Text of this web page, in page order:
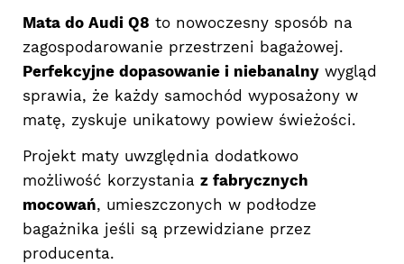
Mata do Audi Q8 to nowoczesny sposób na
zagospodarowanie przestrzeni bagażowej.
Perfekcyjne dopasowanie i niebanalny wygląd
sprawia, że każdy samochód wyposażony w
matę, zyskuje unikatowy powiew świeżości.
Projekt maty uwzględnia dodatkowo
możliwość korzystania z fabrycznych
mocowań, umieszczonych w podłodze
bagażnika jeśli są przewidziane przez
producenta.